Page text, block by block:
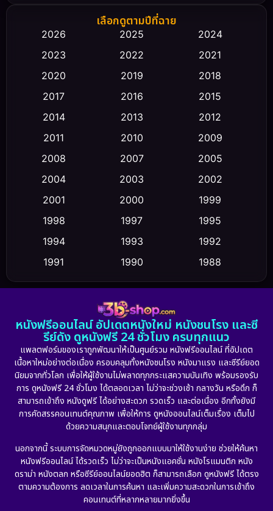
Biography ชีวิตจริง
Classic หนังคลาสสิก (23)
Comedy ตลก (458)
Conspiracy
Crime อาชญากรรม (347)
Culture (23)
Dance เต้น
Detective สืบสวน (5)
Detective สืบสวน (56)
Disaster (10)
Disney+ (21)
Drama ดราม่า (882)
Dystopian (17)
เลือกดูตามปีที่ฉาย
2026 2025
2024
2023
2022
2021
2020
2019
2018
2017
2016
2015
2014
2013
2012
2011
2010
2009
2008
2007
2005
2004
2003
2002
2001
2000
1999
1998
1997
1995
1994
1993
1992
1991
1990
1988
1986
1985
1983
1981
1974
1971 1962
หนังฟรีออนไลน์ อัปเดตหนังใหม่ หนังชนโรง และซี
รีย์ดัง ดูหนังฟรี 24 ชั่วโมง ครบทุกแนว
แพลตฟอร์มของเราถูกพัฒนาให้เป็นศูนย์รวม หนังฟรีออนไลน์ ที่อัปเดต
เนื้อหาใหม่อย่างต่อเนื่อง ครอบคลุมทั้งหนังชนโรง หนังมาแรง และซีรีย์ยอด
นิยมจากทั่วโลก เพื่อให้ผู้ใช้งานไม่พลาดทุกกระแสความบันเทิง พร้อมรองรับ
การ ดูหนังฟรี 24 ชั่วโมง ได้ตลอดเวลา ไม่ว่าจะช่วงเช้า กลางวัน หรือดึก ก็
สามารถเข้าถึง หนังดูฟรี ได้อย่างสะดวก รวดเร็ว และต่อเนื่อง อีกทั้งยังมี
การคัดสรรคอนเทนต์คุณภาพ เพื่อให้การ ดูหนังออนไลน์เต็มเรื่อง เต็มไป
ด้วยความสนุกและตอบโจทย์ผู้ใช้งานทุกกลุ่ม
นอกจากนี้ ระบบการจัดหมวดหมู่ยังถูกออกแบบมาให้ใช้งานง่าย ช่วยให้ค้นหา
หนังฟรีออนไลน์ ได้รวดเร็ว ไม่ว่าจะเป็นหนังแอคชั่น หนังโรแมนติก หนัง
ดราม่า หนังตลก หรือซีรีย์ออนไลน์ยอดฮิต ก็สามารถเลือก ดูหนังฟรี ได้ตรง
ตามความต้องการ ลดเวลาในการค้นหา และเพิ่มความสะดวกในการเข้าถึง
คอนเทนต์ที่หลากหลายมากยิ่งขึ้น